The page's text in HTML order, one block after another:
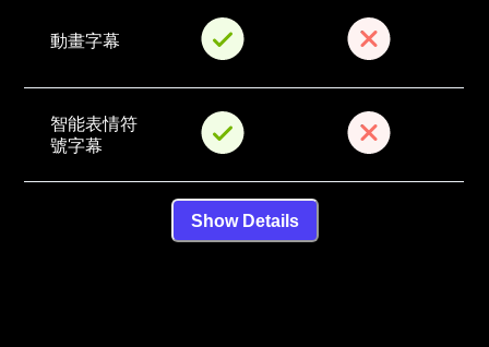
動畫字幕
智能表情符
號字幕
Show Details